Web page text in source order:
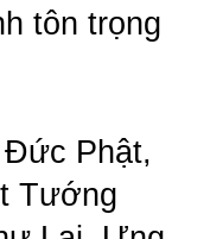
tôn trọng
Phật,
Tướng